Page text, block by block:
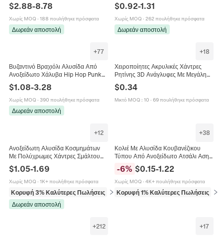
Τσίλι Boho Chic Κοσμήματα Για
Γυναίκες
$2.88-8.78
Χωρίς MOQ · 188 πουλήθηκε πρόσφατα
Δωρεάν αποστολή
Κοσμήματα Για Γυναίκες
$0.92-1.31
Χωρίς MOQ · 262 πουλήθηκε πρόσφατα
Δωρεάν αποστολή
+77
Βυζαντινό Βραχιόλι Αλυσίδα Από
Ανοξείδωτο Χάλυβα Hip Hop Punk
Βιομηχανικό Κόσμημα Για Άνδρες
Ρετρό Μόδα Κούμπωμα
$1.08-3.28
Χωρίς MOQ · 390 πουλήθηκε πρόσφατα
Δωρεάν αποστολή
+18
Χειροποίητες Ακρυλικές Χάντρες
Ρητίνης 3D Ανάγλυφες Με Μεγάλη
Τρύπα Για Κατασκευή Κοσμημάτων
Αλυσίδα Τηλεφώνου Γλυκό
$0.34
Μικτό MOQ : 10 · 69 πουλήθηκε πρόσφατα
+12
Ανοξείδωτη Αλυσίδα Κοσμημάτων
Με Πολύχρωμες Χάντρες Σμάλτου
Βραχιόλι Χειροποίητα Αξεσουάρ
$1.05-1.69
Χωρίς MOQ · 1K+ πουλήθηκε πρόσφατα
Κορυφή 3% Καλύτερες Πωλήσεις
σε Αλυσίδες
Δωρεάν αποστολή
+38
Κολιέ Με Αλυσίδα Κουβανέζικου
Τύπου Από Ανοξείδωτο Ατσάλι Ασημί
Άνδρες Γυναίκες
-6% $0.15-1.22
Χωρίς MOQ · 4K+ πουλήθηκε πρόσφατα
Κορυφή 1% Καλύτερες Πωλήσεις σε
+212 +17